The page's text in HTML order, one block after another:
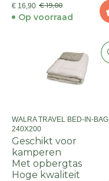
€ 16,90 € 19,00
Op voorraad
WALRA TRAVEL BED-IN-BAG
240X200
Geschikt voor
kamperen
Met opbergtas
Hoge kwaliteit